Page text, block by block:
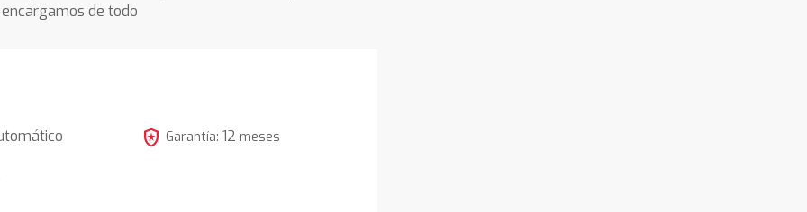
de todo
local_police Garantía: 12 meses